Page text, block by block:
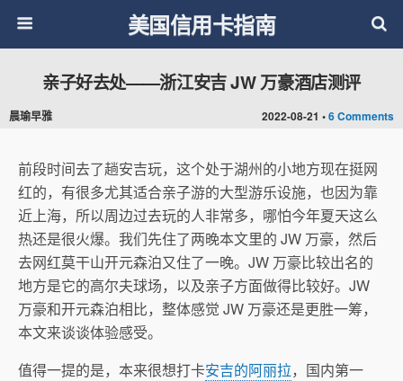
美国信用卡指南
2022-08-21 •6 Comments
亲子好去处——浙江安吉 JW 万豪酒店测评
晨瑜早雅
前段时间去了趟安吉玩，这个处于湖州的小地方现在挺网
红的，有很多尤其适合亲子游的大型游乐设施，也因为靠
近上海，所以周边过去玩的人非常多，哪怕今年夏天这么
热还是很火爆。我们先住了两晚本文里的 JW 万豪，然后
去网红莫干山开元森泊又住了一晚。JW 万豪比较出名的
地方是它的高尔夫球场，以及亲子方面做得比较好。JW
万豪和开元森泊相比，整体感觉 JW 万豪还是更胜一筹，
本文来谈谈体验感受。
值得一提的是，本来很想打卡安吉的阿丽拉，国内第一